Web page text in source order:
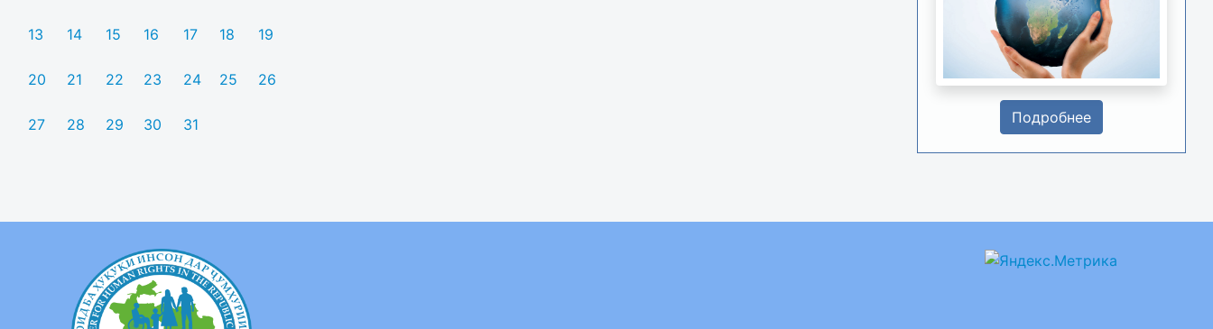
13 14 15 16 17 18 19
20 21 22 23 24 25 26
27 28 29 30 31 Подробнее